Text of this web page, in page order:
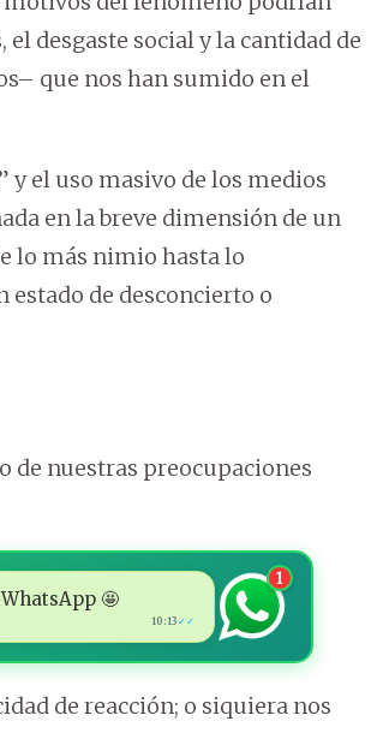
desgaste social y la cantidad de
que nos han sumido en el
el uso masivo de los medios
en la breve dimensión de un
lo más nimio hasta lo
de desconcierto o
de nuestras preocupaciones
🤩
10:13 ✓✓
1
de reacción; o siquiera nos